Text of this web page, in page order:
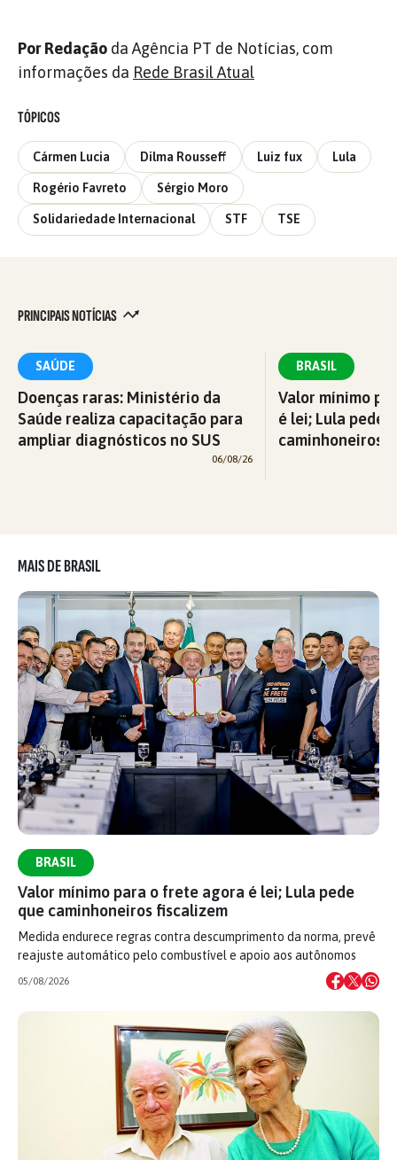
Por Redação da Agência PT de Notícias, com
informações da Rede Brasil Atual
TÓPICOS
Cármen Lucia Dilma Rousseff Luiz fux Lula
Rogério Favreto Sérgio Moro
Solidariedade Internacional STF TSE
PRINCIPAIS NOTÍCIAS
SAÚDE
Doenças raras: Ministério da
Saúde realiza capacitação para
ampliar diagnósticos no SUS
06/08/26
BRASIL
Valor mínimo
é lei; Lula pede
caminhoneiros
MAIS DE BRASIL
BRASIL
Valor mínimo para o frete agora é lei; Lula pede
que caminhoneiros fiscalizem
Medida endurece regras contra descumprimento da norma, prevê
reajuste automático pelo combustível e apoio aos autônomos
05/08/2026